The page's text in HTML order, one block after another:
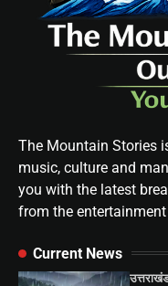
The Mountain Stories
music, culture and
you with the latest
from the
Current News